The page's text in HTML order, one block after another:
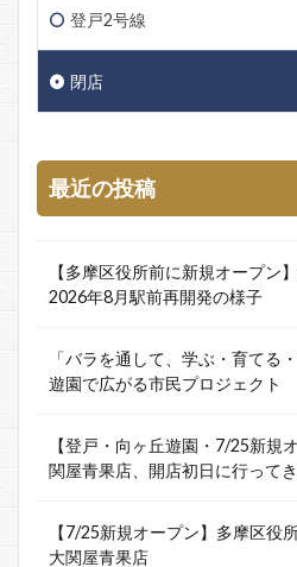
登戸2号線
閉店
最近の投稿
【多摩区役所前に新規オープン
2026年8月駅前再開発の様子
「バラを通して、学ぶ・育てる
遊園で広がる市民プロジェクト
【登戸・向ヶ丘遊園・7/25新規
関屋青果店、開店初日に行ってき
【7/25新規オープン】多摩区役
大関屋青果店